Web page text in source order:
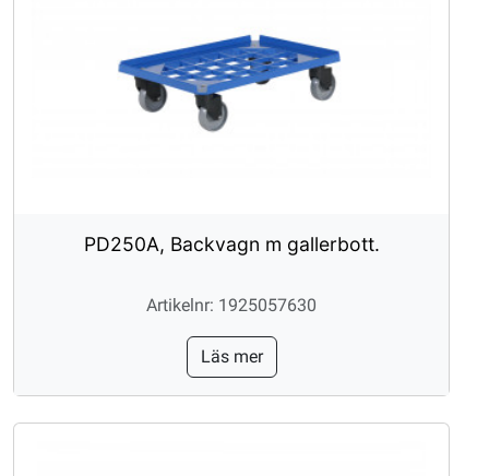
PD250A, Backvagn m gallerbott.
Artikelnr: 1925057630
Läs mer